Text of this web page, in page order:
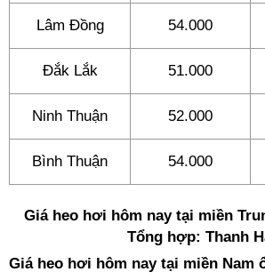
Lâm Đồng 54.000
Đắk Lắk 51.000
Ninh Thuận 52.000
Bình Thuận 54.000
Giá heo hơi hôm nay tại miền
Tổng hợp: Thanh
Giá heo hơi hôm nay tại miền Nam